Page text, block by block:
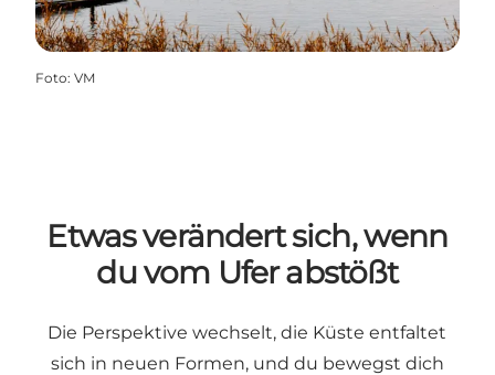
Foto: VM
Etwas verändert sich, wenn
du vom Ufer abstößt
Die Perspektive wechselt, die Küste entfaltet
sich in neuen Formen, und du bewegst dich